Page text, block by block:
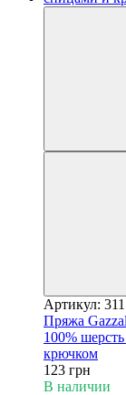
Артикул: 311
Пряжа
100%
крючком
123 грн
В наличии